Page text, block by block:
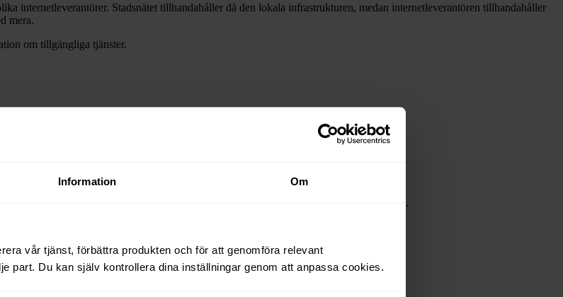
Information Om
vår tjänst, förbättra produkten och för att genomföra relevant
part. Du kan själv kontrollera dina inställningar genom att anpassa cookies.
internetleverantörer. Stadsnätet tillhandahåller då den lokala infrastrukturen, medan internetleverantören tillhandahåller
mera.
om tillgängliga tjänster.
eller lokal i
.
koaxialkabel) i